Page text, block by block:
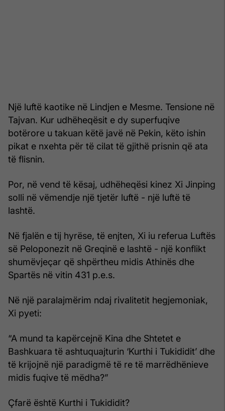
Një luftë kaotike në Lindjen e Mesme. Tensione në
Tajvan. Kur udhëheqësit e dy superfuqive
botërore u takuan këtë javë në Pekin, këto ishin
pikat e nxehta për të cilat të gjithë prisnin që ata
të flisnin.
Por, në vend të kësaj, udhëheqësi kinez Xi Jinping
solli në vëmendje një tjetër luftë - një luftë të
lashtë.
Në fjalën e tij hyrëse, të enjten, Xi iu referua Luftës
së Peloponezit në Greqinë e lashtë - një konflikt
shumëvjeçar që shpërtheu midis Athinës dhe
Spartës në vitin 431 p.e.s.
Në një paralajmërim ndaj rivalitetit hegjemoniak,
Xi pyeti:
“A mund ta kapërcejnë Kina dhe Shtetet e
Bashkuara të ashtuquajturin ‘Kurthi i Tukididit’ dhe
të krijojnë një paradigmë të re të marrëdhënieve
midis fuqive të mëdha?”
Çfarë është Kurthi i Tukididit?